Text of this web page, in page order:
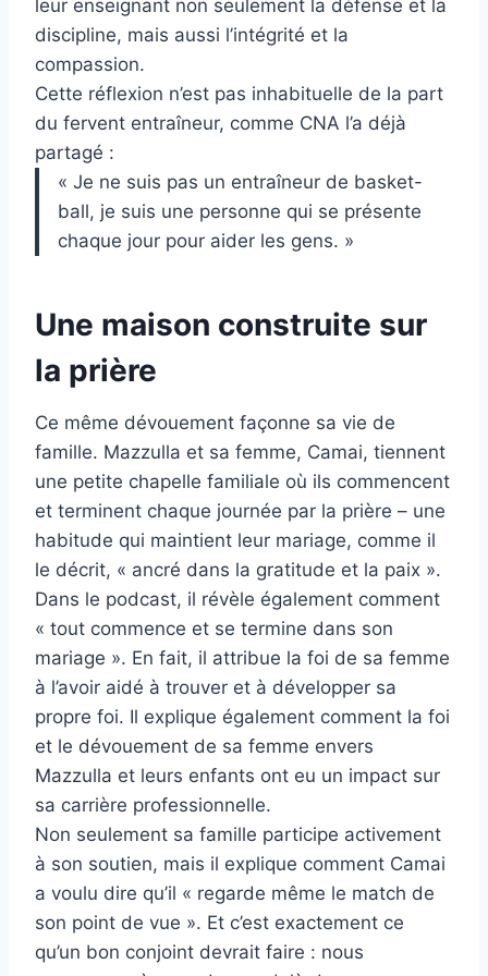
leur enseignant non seulement la défense et la
discipline, mais aussi l’intégrité et la
compassion.
Cette réflexion n’est pas inhabituelle de la part
du fervent entraîneur, comme CNA l’a déjà
partagé :
« Je ne suis pas un entraîneur de basket-
ball, je suis une personne qui se présente
chaque jour pour aider les gens. »
Une maison construite sur
la prière
Ce même dévouement façonne sa vie de
famille. Mazzulla et sa femme, Camai, tiennent
une petite chapelle familiale où ils commencent
et terminent chaque journée par la prière – une
habitude qui maintient leur mariage, comme il
le décrit, « ancré dans la gratitude et la paix ».
Dans le podcast, il révèle également comment
« tout commence et se termine dans son
mariage ». En fait, il attribue la foi de sa femme
à l’avoir aidé à trouver et à développer sa
propre foi. Il explique également comment la foi
et le dévouement de sa femme envers
Mazzulla et leurs enfants ont eu un impact sur
sa carrière professionnelle.
Non seulement sa famille participe activement
à son soutien, mais il explique comment Camai
a voulu dire qu’il « regarde même le match de
son point de vue ». Et c’est exactement ce
qu’un bon conjoint devrait faire : nous